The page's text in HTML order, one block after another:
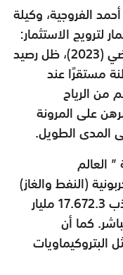
الفروجية، وكيلة
لترويج الاستثمار:
إنه بنهاية الربع الثالث من العام الماضي (2023)، ظل رصيد
مستقرًا عند
من الرياح
على المرونة
المدى الطويل.
العالم
(النفط والغاز)
تهيمن على المشهد العام، حيث تجتذب 17.672.3 مليار
كما أن
البتروكيماويات